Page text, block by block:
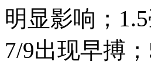
明显影响；
7/9出现早搏